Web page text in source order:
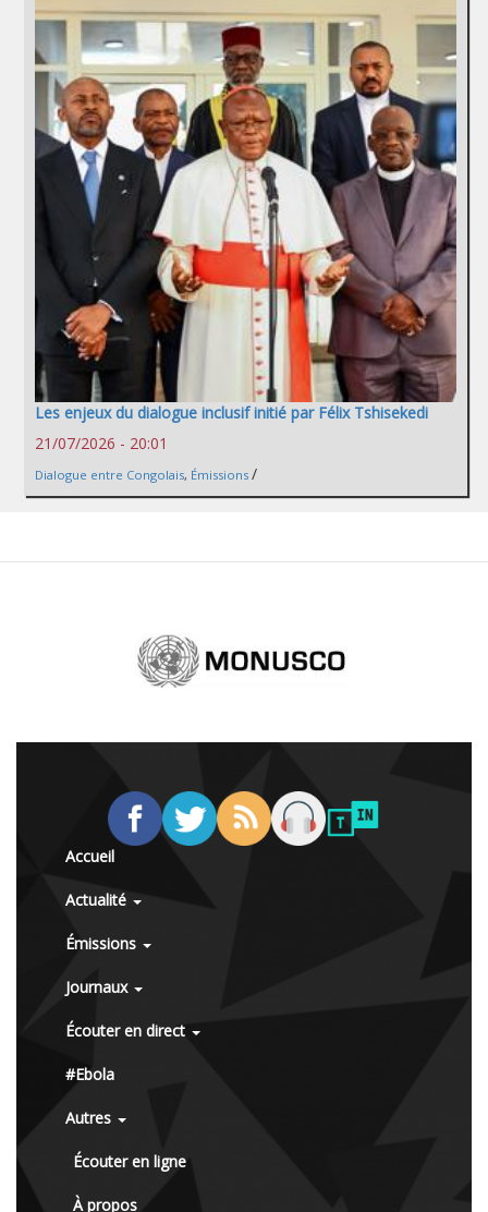
Les enjeux du dialogue inclusif initié par Félix Tshisekedi
21/07/2026 - 20:01
Dialogue entre Congolais, Émissions /
Accueil
Actualité
Émissions
Journaux
Écouter en direct
#Ebola
Autres
Écouter en ligne
À propos